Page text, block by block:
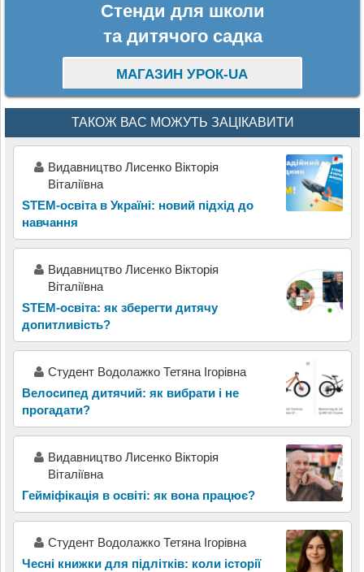
Стенди для школи
та дитячого садка
МАГАЗИН УРОК-UA
ТАКОЖ ВАС МОЖУТЬ ЗАЦІКАВИТИ
Видавництво Лисенко Вікторія
Віталіївна
STEM-освіта в Україні: новий підхід до
навчання
Видавництво Лисенко Вікторія
Віталіївна
STEM-освіта: як зберегти дитячу
допитливість?
Студент Водолажко Тетяна Ігорівна
Велосипед дитячий: як вибрати і не
прогадати?
Видавництво Лисенко Вікторія
Віталіївна
Гейміфікація в освіті: як вона працює?
Студент Водолажко Тетяна Ігорівна
Чесні книжки для підлітків: коли історії